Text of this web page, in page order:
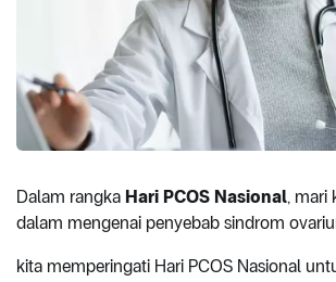
Dalam rangka Hari PCOS Nasional, mari
dalam mengenai penyebab sindrom
kita memperingati Hari PCOS Nasional